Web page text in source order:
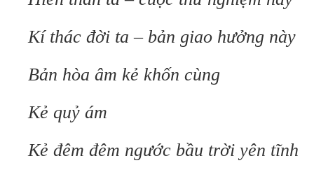
Kí thác đời ta – bản giao hưởng này
Bản hòa âm kẻ khốn cùng
Kẻ quỷ ám
Kẻ đêm đêm ngước bầu trời yên tĩnh